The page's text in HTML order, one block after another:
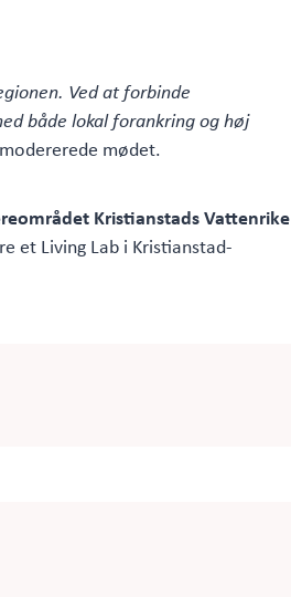
Ved at forbinde
både lokal forankring og høj
mødet.
Kristianstads Vattenrike
et Living Lab i Kristianstad-